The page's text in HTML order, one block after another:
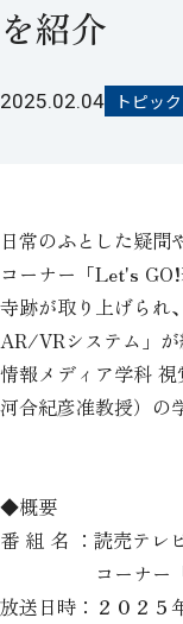
を紹介
2025.02.04 トピッ
日常のふとした疑問
コーナー「Let's
寺跡が取り上げられ
AR/VRシステム」
情報メディア学科 視
河合紀彦准教授）の
◆概要
番 組 名 ：読売テレ
コーナー「
放送日時：２０２５